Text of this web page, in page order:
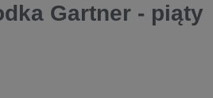
Gartner - piąty